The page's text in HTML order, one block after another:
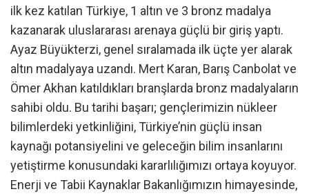
ilk kez katılan Türkiye, 1 altın ve 3 bronz madalya
kazanarak uluslararası arenaya güçlü bir giriş yaptı.
Ayaz Büyükterzi, genel sıralamada ilk üçte yer alarak
altın madalyaya uzandı. Mert Karan, Barış Canbolat ve
Ömer Akhan katıldıkları branşlarda bronz madalyaların
sahibi oldu. Bu tarihi başarı; gençlerimizin nükleer
bilimlerdeki yetkinliğini, Türkiye’nin güçlü insan
kaynağı potansiyelini ve geleceğin bilim insanlarını
yetiştirme konusundaki kararlılığımızı ortaya koyuyor.
Enerji ve Tabii Kaynaklar Bakanlığımızın himayesinde,